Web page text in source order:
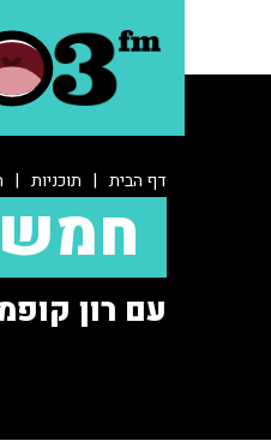
דף הבית | תוכניות |
עם רון